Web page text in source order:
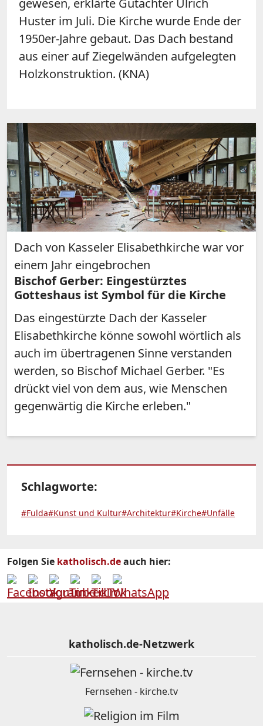
Huster im Juli. Die Kirche wurde Ende der
1950er-Jahre gebaut. Das Dach bestand
aus einer auf Ziegelwänden aufgelegten
Holzkonstruktion. (KNA)
Dach von Kasseler Elisabethkirche war vor
einem Jahr eingebrochen
Bischof Gerber: Eingestürztes
Gotteshaus ist Symbol für die Kirche
Das eingestürzte Dach der Kasseler
Elisabethkirche könne sowohl wörtlich als
auch im übertragenen Sinne verstanden
werden, so Bischof Michael Gerber. "Es
drückt viel von dem aus, wie Menschen
gegenwärtig die Kirche erleben."
Schlagworte:
#Fulda#Kunst und Kultur#Architektur#Kirche#Unfälle
Folgen Sie katholisch.deauch hier:
katholisch.de-Netzwerk
Fernsehen - kirche.tv